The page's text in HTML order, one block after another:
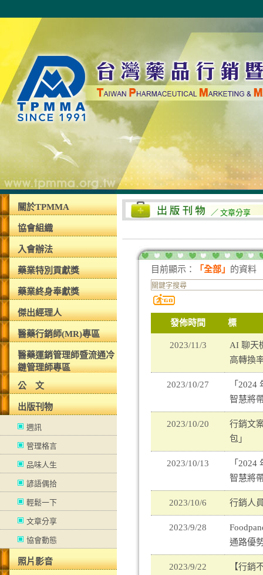
關於TPMMA
協會組織
入會辦法
藥業特別貢獻獎
藥業終身奉獻獎
傑出經理人
醫藥行銷師(MR)專區
醫藥運銷管理師暨流通冷
鏈管理師專區
公 文
出版刊物
週訊
管理格言
品味人生
諺語偶拾
輕鬆一下
文章分享
協會動態
照片影音
／ 文章分享
目前顯示： 「全部」 的資料
發佈時間 標
2023/11/3
AI 聊天
高轉換
2023/10/27
「
智慧將
2023/10/20
行銷文
包」
2023/10/13
「
智慧將
2023/10/6 行銷人
2023/9/28
通路優
2023/9/22
【行銷